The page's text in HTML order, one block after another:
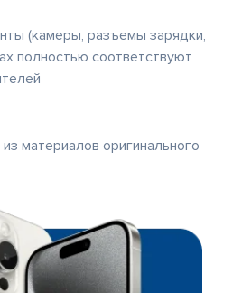
(камеры, разъемы зарядки,
полностью соответствуют
материалов оригинального